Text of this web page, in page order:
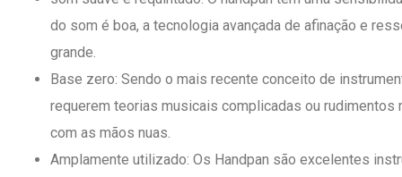
do som é boa, a tecnologia avançada de afinação e
grande.
Base zero: Sendo o mais recente conceito de
requerem teorias musicais complicadas ou rudimentos
com as mãos nuas.
Amplamente utilizado: Os Handpan são excelentes